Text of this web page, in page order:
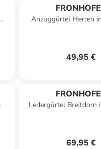
Anzuggürtel Herren
49,95 €
Ledergürtel Breitdorn
69,95 €